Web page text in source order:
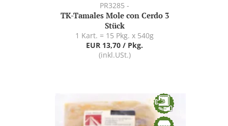
PR3285 -
TK-Tamales Mole con Cerdo 3
Stück
1 Kart. = 15 Pkg. x 540g
EUR 13,70 / Pkg.
(inkl.USt.)